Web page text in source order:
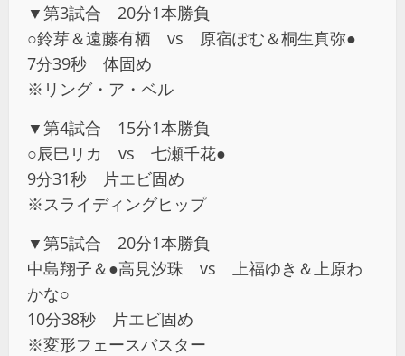
▼第3試合 20分1本勝負
○鈴芽＆遠藤有栖 vs 原宿ぽむ＆桐生真弥●
7分39秒 体固め
※リング・ア・ベル
▼第4試合 15分1本勝負
○辰巳リカ vs 七瀬千花●
9分31秒 片エビ固め
※スライディングヒップ
▼第5試合 20分1本勝負
中島翔子＆●高見汐珠 vs 上福ゆき＆上原わ
かな○
10分38秒 片エビ固め
※変形フェースバスター